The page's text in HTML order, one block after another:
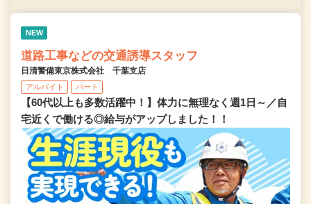
NEW
道路工事などの交通誘導スタッフ
日清警備東京株式会社 千葉支店
アルバイト パート
【60代以上も多数活躍中！】体力に無理なく週1日～／自
宅近くで働ける◎給与がアップしました！！